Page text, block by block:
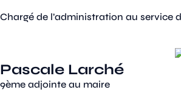
Chargé de l’administration au service
Pascale Larché
9ème adjointe au maire